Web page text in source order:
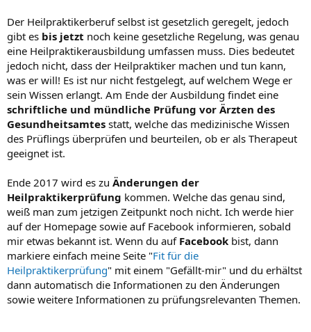
Der Heilpraktikerberuf selbst ist gesetzlich geregelt, jedoch
gibt es bis jetzt noch keine gesetzliche Regelung, was genau
eine Heilpraktikerausbildung umfassen muss. Dies bedeutet
jedoch nicht, dass der Heilpraktiker machen und tun kann,
was er will! Es ist nur nicht festgelegt, auf welchem Wege er
sein Wissen erlangt. Am Ende der Ausbildung findet eine
schriftliche und mündliche Prüfung vor Ärzten des
Gesundheitsamtes statt, welche das medizinische Wissen
des Prüflings überprüfen und beurteilen, ob er als Therapeut
geeignet ist.
Ende 2017 wird es zu Änderungen der
Heilpraktikerprüfung kommen. Welche das genau sind,
weiß man zum jetzigen Zeitpunkt noch nicht. Ich werde hier
auf der Homepage sowie auf Facebook informieren, sobald
mir etwas bekannt ist. Wenn du auf Facebook bist, dann
markiere einfach meine Seite "Fit für die
Heilpraktikerprüfung" mit einem "Gefällt-mir" und du erhältst
dann automatisch die Informationen zu den Änderungen
sowie weitere Informationen zu prüfungsrelevanten Themen.